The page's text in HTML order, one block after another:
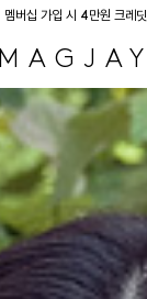
멤버십 가입 시 4만원 크레딧
MAGJAY